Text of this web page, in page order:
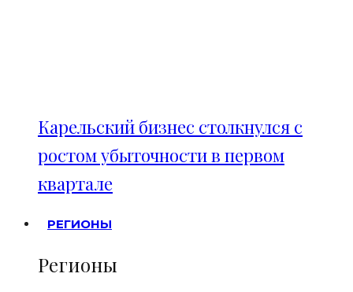
Карельский бизнес столкнулся с
ростом убыточности в первом
квартале
РЕГИОНЫ
Регионы